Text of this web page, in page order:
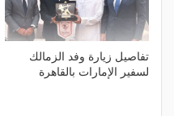
تفاصيل زيارة وفد الزمالك
لسفير الإمارات بالقاهرة